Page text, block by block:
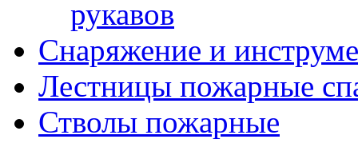
рукавов
Снаряжение и
Лестницы пожарные
Стволы пожарные